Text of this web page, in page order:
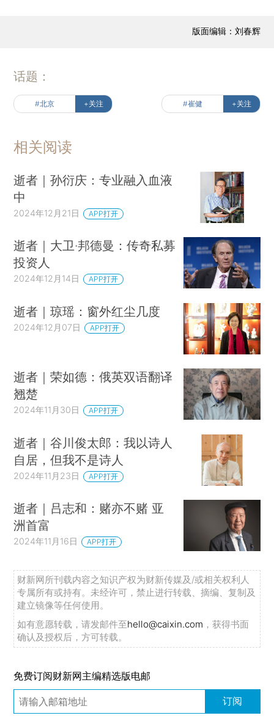
版面编辑：刘春辉
话题：
#北京 +关注 #崔健 +关注
相关阅读
逝者｜孙衍庆：专业融入血液
中
2024年12月21日 APP打开
逝者｜大卫·邦德曼：传奇私募
投资人
2024年12月14日 APP打开
逝者｜琼瑶：窗外红尘几度
2024年12月07日 APP打开
逝者｜荣如德：俄英双语翻译
翘楚
2024年11月30日 APP打开
逝者｜谷川俊太郎：我以诗人
自居，但我不是诗人
2024年11月23日 APP打开
逝者｜吕志和：赌亦不赌 亚
洲首富
2024年11月16日 APP打开
财新网所刊载内容之知识产权为财新传媒及/或相关权利人
专属所有或持有。未经许可，禁止进行转载、摘编、复制及
建立镜像等任何使用。
如有意愿转载，请发邮件至hello@caixin.com ，获得书面
确认及授权后，方可转载。
免费订阅财新网主编精选版电邮
订阅